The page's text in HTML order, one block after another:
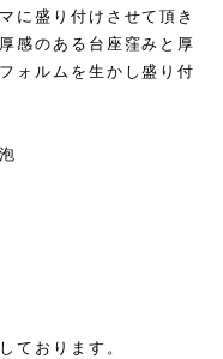
に盛り付けさせて頂き
感のある台座窪みと厚
ォルムを生かし盛り付
ております。